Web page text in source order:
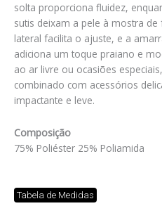
solta proporciona fluidez,
sutis deixam a pele à mostra
lateral facilita o ajuste, e a
adiciona um toque praiano e
ao ar livre ou ocasiões
combinado com acessórios
impactante e leve.
Composição
75% Poliéster 25% Poliamida
Tabela de Medidas